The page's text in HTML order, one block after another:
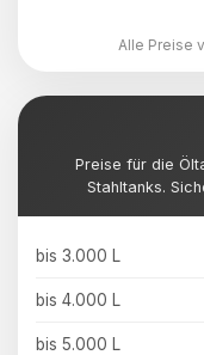
Alle Preise
Preise für die
Stahltanks.
bis 3.000 L
bis 4.000 L
bis 5.000 L